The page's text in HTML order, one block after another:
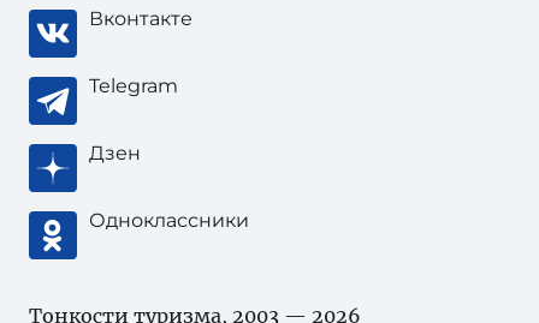
Вконтакте
Telegram
Дзен
Одноклассники
Тонкости туризма, 2003 — 2026